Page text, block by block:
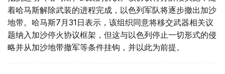
着哈马斯解除武装的进程完成，以色列军队将逐步撤出加沙
地带。哈马斯7月31日表示，该组织同意将移交武器相关议
题纳入加沙停火协议框架，但这与以色列停止一切形式的侵
略并从加沙地带撤军等条件挂钩，并以此为前提。